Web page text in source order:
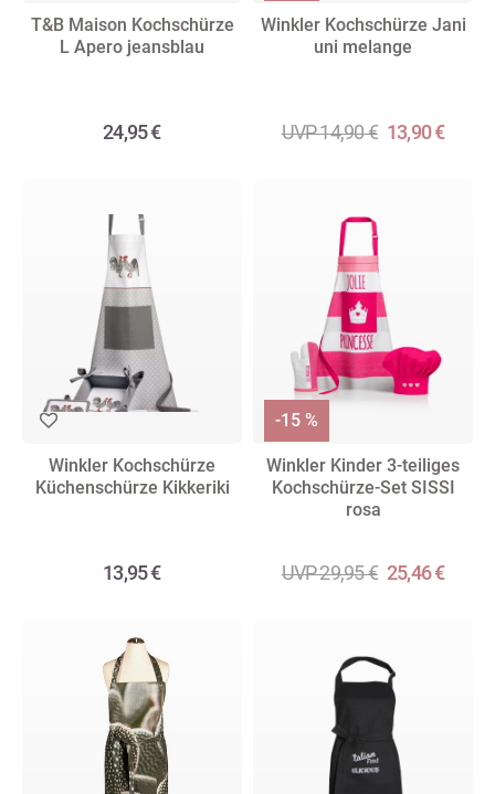
T&B Maison Kochschürze
L Apero jeansblau
24,95 €
Winkler Kochschürze Jani
uni melange
UVP 14,90 € 13,90 €
Winkler Kochschürze
Küchenschürze Kikkeriki
13,95 €
Winkler Kinder 3-teiliges
Kochschürze-Set SISSI
rosa
UVP 29,95 € 25,46 €
-15 %